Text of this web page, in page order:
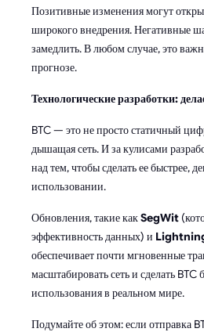
Позитивные изменения могут
широкого внедрения. Негативные
замедлить. В любом случае, это
прогнозе.
Технологические разработки:
BTC — это не просто статичный
дышащая сеть. И за кулисами
над тем, чтобы сделать ее быстрее,
использовании.
Обновления, такие какSegWit
эффективность данных) и
обеспечивает почти мгновенные
масштабировать сеть и сделать
использования в реальном мире.
Подумайте об этом: если отправка